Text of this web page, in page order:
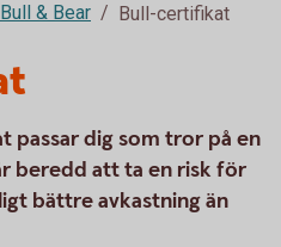
& Bear Bull-certifikat
passar dig som tror på en
beredd att ta en risk för
bättre avkastning än